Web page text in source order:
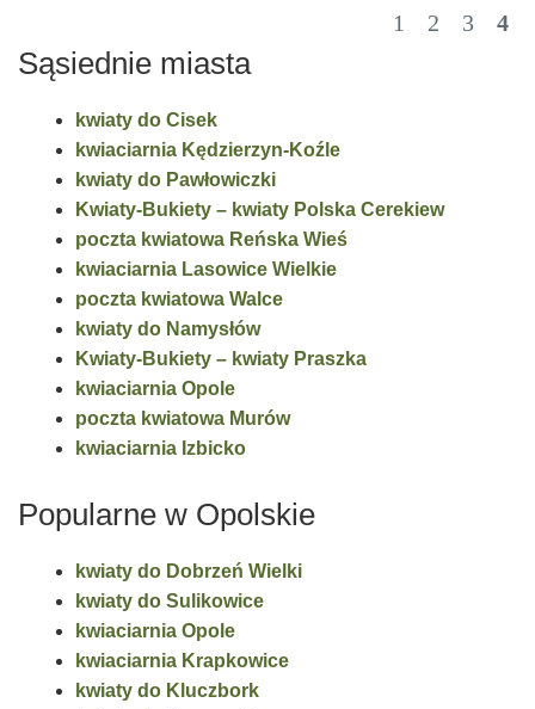
1 2 3 4
Sąsiednie miasta
kwiaty do Cisek
kwiaciarnia Kędzierzyn-Koźle
kwiaty do Pawłowiczki
Kwiaty-Bukiety – kwiaty Polska Cerekiew
poczta kwiatowa Reńska Wieś
kwiaciarnia Lasowice Wielkie
poczta kwiatowa Walce
kwiaty do Namysłów
Kwiaty-Bukiety – kwiaty Praszka
kwiaciarnia Opole
poczta kwiatowa Murów
kwiaciarnia Izbicko
Popularne w Opolskie
kwiaty do Dobrzeń Wielki
kwiaty do Sulikowice
kwiaciarnia Opole
kwiaciarnia Krapkowice
kwiaty do Kluczbork